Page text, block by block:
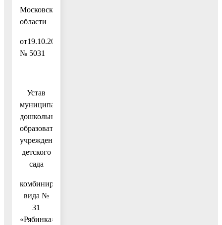
Московской
области
от19.10.2021
№ 5031
Устав
муниципального
дошкольного
образовательного
учреждения
детского
сада
комбинированного
вида №
31
«Рябинка»